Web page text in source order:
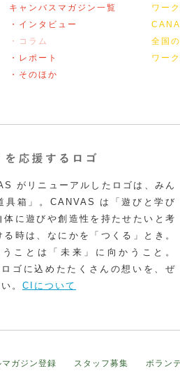
キャンバスマガジン一覧
・インタビュー
・コラム
・レポート
・そのほか
ワー
全国
ワー
がリニューアルしたロゴは、みん
具箱」。CANVAS は「遊びと学び
に遊びや創造性を持たせたいと考
時は、なにかを「つくる」とき。
ことは「未来」に向かうこと。
ゴに込めたたくさんの想いを、ぜ
。 CIについて
マガジン登録 スタッフ募集 ボラン